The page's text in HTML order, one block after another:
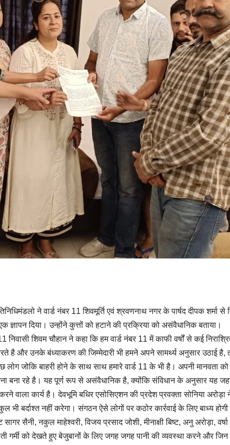
ने वार्ड नंबर 11 शिवमूर्ति एवं श्रवणनाथ नगर के पार्षद दीपक शर्मा से
दिया। उन्होंने कुत्तों को हटाने की प्रक्रिया को असंवैधानिक बताया।
शिवम चौहान ने कहा कि हम वार्ड नंबर 11 में काफी वर्षों से कई
है और उनके बंध्याकरण की जिम्मेदारी भी हमने अपने सामर्थ्य अनुसार उठाई है,
जोकि बाहरी होने के साथ साथ हमारे वार्ड 11 के भी है। अपनी मानवता को
बना रहे है। यह पूर्ण रूप से असंवैधानिक है, क्योंकि संविधान के अनुसार यह
वाला कार्य है। देवभूमि बधिर एसोसिएशन की प्रदेश प्रवक्ता सोनिया अरोड़ा
भी बर्दाश्त नहीं करेगा। संगठन ऐसे लोगों पर कठोर कार्रवाई के लिए बाध्य
सैनी, नकुल माहेश्वरी, विजय प्रसाद जोशी, मीनाक्षी बिष्ट, अनु अरोड़ा, वर्षा
गर्मी को देखते हुए बेजुबानों के लिए जगह जगह पानी की व्यवस्था करने और जिन